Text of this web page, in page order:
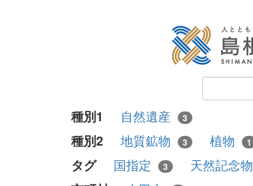
種別1 自然遺産 3
種別2 地質鉱物 3 植物 1
タグ 国指定 3 天然記念物